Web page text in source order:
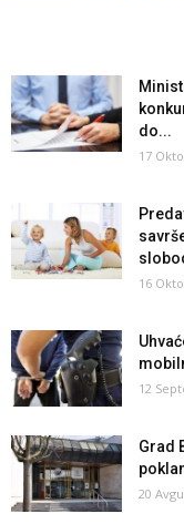
do...
17
16
12
Grad
20